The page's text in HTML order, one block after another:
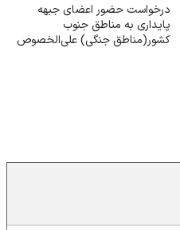
درخواست حضور اعضای جبهه
پایداری به مناطق جنوب
کشور(مناطق جنگی) علی‌الخصوص